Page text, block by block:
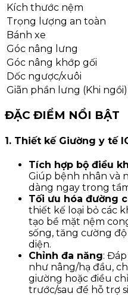
Kích thước nệm
Trọng lượng an toàn
Bánh xe
Góc nâng lưng
Góc nâng khớp gối
Dốc ngược/xuôi
Giãn phần lưng (Khi ngồi)
ĐẶC ĐIỂM NỔI BẬT
1. Thiết kế Giường y tế
Tích hợp bộ điều
Giúp bệnh nhân và
dàng ngay trong
Tối ưu hóa đường
thiết kế loại bỏ các
tạo bề mặt nệm
sống, tăng cường
diện.
Chỉnh đa năng:
như nâng/hạ đầu,
giường hoặc điều
trước/sau để hỗ trợ